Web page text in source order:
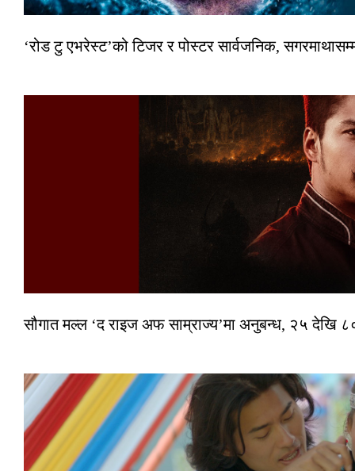
‘रोड टु एभरेस्ट’को टिजर र पोस्टर सार्वजनिक,
सौगात मल्ल ‘द राइज अफ साम्राज्य’मा अनुबन्ध, २५ देखि